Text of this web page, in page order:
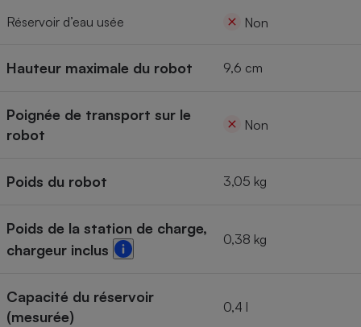
Réservoir d’eau usée Non
Hauteur maximale du robot 9,6 cm
Poignée de transport sur le
robot
Non
Poids du robot 3,05 kg
Poids de la station de charge,
chargeur inclus
0,38 kg
Capacité du réservoir
(mesurée)
0,4 l